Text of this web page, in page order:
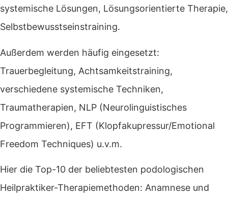
systemische Lösungen, Lösungsorientierte Therapie,
Selbstbewusstseinstraining.
Außerdem werden häufig eingesetzt:
Trauerbegleitung, Achtsamkeitstraining,
verschiedene systemische Techniken,
Traumatherapien, NLP (Neurolinguistisches
Programmieren), EFT (Klopfakupressur/Emotional
Freedom Techniques) u.v.m.
Hier die Top-10 der beliebtesten podologischen
Heilpraktiker-Therapiemethoden: Anamnese und